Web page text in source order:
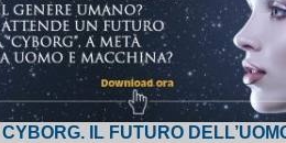
IL FUTURO